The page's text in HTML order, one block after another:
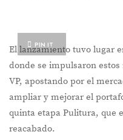
PIN IT
El lanzamiento tuvo lugar
donde se impulsaron
VP, apostando por el
ampliar y mejorar el
quinta etapa Pulitura, que
reacabado.